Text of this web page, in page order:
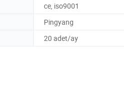
ce, iso9001
Pingyang
20 adet/ay